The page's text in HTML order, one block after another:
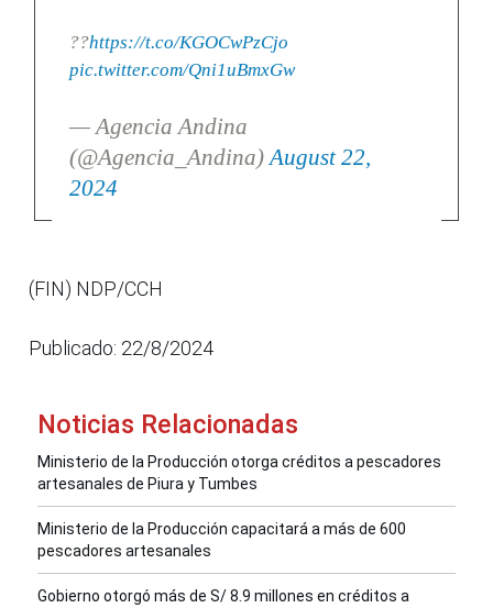
??https://t.co/KGOCwPzCjo
pic.twitter.com/Qni1uBmxGw
— Agencia Andina
(@Agencia_Andina)August 22,
2024
(FIN) NDP/CCH
Publicado: 22/8/2024
Noticias Relacionadas
Ministerio de la Producción otorga créditos a pescadores
artesanales de Piura y Tumbes
Ministerio de la Producción capacitará a más de 600
pescadores artesanales
Gobierno otorgó más de S/ 8.9 millones en créditos a